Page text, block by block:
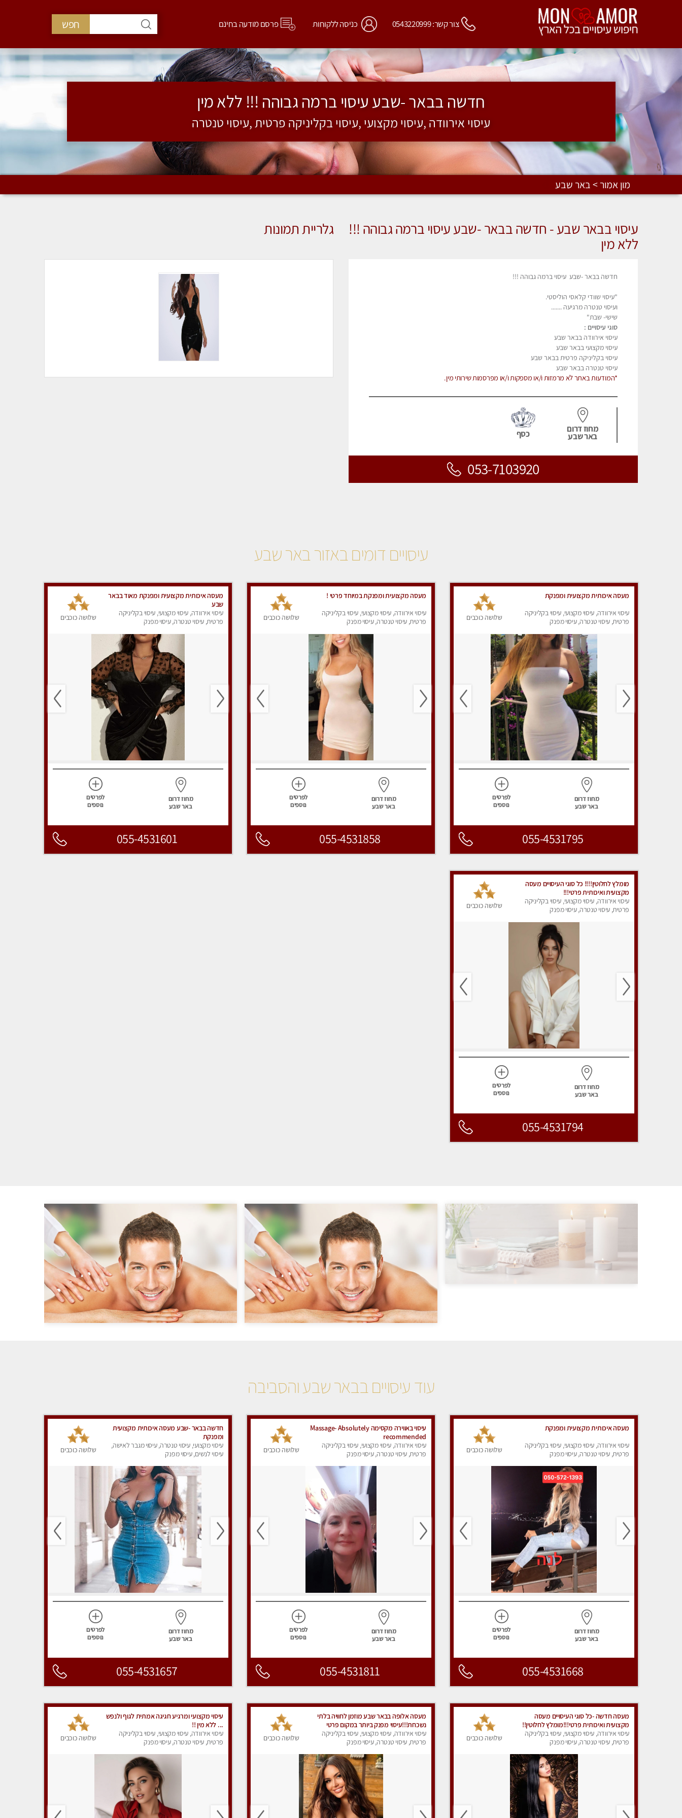
צור קשר: 0543220999 כניסה ללקוחות פרסם מודעה בחינם חפש
חדשה בבאר -שבע עיסוי ברמה גבוהה !!! ללא מין
עיסוי אירוודה ,עיסוי מקצועי ,עיסוי בקליניקה פרטית ,עיסוי טנטרה
מון אמור > באר שבע
עיסוי בבאר שבע - חדשה בבאר -שבע עיסוי ברמה גבוהה !!!
ללא מין
חדשה בבאר -שבע עיסוי ברמה גבוהה !!!
"עיסוי שוודי קלאסי הוליסטי.
ועיסוי טנטרה מרגיעה .......
שישי- שבת"
סוגי עיסויים :
עיסוי אירוודה בבאר שבע
עיסוי מקצועי בבאר שבע
עיסוי בקליניקה פרטית בבאר שבע
עיסוי טנטרה בבאר שבע
*המודעות באתר לא מרמזות ו/או מספקות ו/או מפרסמות שירותי מין.
מחוז דרום
באר שבע כסף
053-7103920
גלריית תמונות
עיסויים דומים באזור באר שבע
מעסה איכותית מקצועית ומפנקת
עיסוי אירוודה, עיסוי מקצועי, עיסוי בקליניקה
פרטית, עיסוי טנטרה, עיסוי מפנק
שלושה כוכבים
מחוז דרום
באר שבע
לפרטים
נוספים
055-4531795
מעסה מקצועית ומפנקת במיוחד פרטי !
עיסוי אירוודה, עיסוי מקצועי, עיסוי בקליניקה
פרטית, עיסוי טנטרה, עיסוי מפנק
שלושה כוכבים
מחוז דרום
באר שבע
לפרטים
נוספים
055-4531858
מעסה איכותית מקצועית ומפנקת מאוד בבאר
שבע
עיסוי אירוודה, עיסוי מקצועי, עיסוי בקליניקה
פרטית, עיסוי טנטרה, עיסוי מפנק
שלושה כוכבים
מחוז דרום
באר שבע
לפרטים
נוספים
055-4531601
מומלץ לחלוטין!!!! כל סוגי העיסויים מעסה
מקצועית ואיכותית פרטי!!!
עיסוי אירוודה, עיסוי מקצועי, עיסוי בקליניקה
פרטית, עיסוי טנטרה, עיסוי מפנק
שלושה כוכבים
מחוז דרום
באר שבע
לפרטים
נוספים
055-4531794
עוד עיסויים בבאר שבע והסביבה
מעסה איכותית מקצועית ומפנקת
עיסוי אירוודה, עיסוי מקצועי, עיסוי בקליניקה
פרטית, עיסוי טנטרה, עיסוי מפנק
שלושה כוכבים
מחוז דרום
באר שבע
לפרטים
נוספים
055-4531668
עיסוי באווירה מקסימה Massage- Absolutely
recommended
עיסוי אירוודה, עיסוי מקצועי, עיסוי בקליניקה
פרטית, עיסוי טנטרה, עיסוי מפנק
שלושה כוכבים
מחוז דרום
באר שבע
לפרטים
נוספים
055-4531811
חדשה בבאר -שבע מעסה איכותית מקצועית
ומפנקת
עיסוי מקצועי, עיסוי טנטרה, עיסוי מגבר לאישה,
עיסוי לנשים, עיסוי מפנק
שלושה כוכבים
מחוז דרום
באר שבע
לפרטים
נוספים
055-4531657
מעסה חדשה -כל סוגי העיסויים מעסה
מקצועית ואיכותית פרטי!!!מומלץ לחלוטין!!
עיסוי אירוודה, עיסוי מקצועי, עיסוי בקליניקה
פרטית, עיסוי טנטרה, עיסוי מפנק
שלושה כוכבים
מעסה אלופה בבאר שבע מוזמן לחוויה בלתי
נשכחת!!!עיסוי מפנק ביותר במקום פרטי
לחלוטין!
עיסוי אירוודה, עיסוי מקצועי, עיסוי בקליניקה
פרטית, עיסוי טנטרה, עיסוי מפנק
שלושה כוכבים
עיסוי מקצועי ומרגיע חגיגה אמתית לגוף ולנפש
... ללא מין !!
עיסוי אירוודה, עיסוי מקצועי, עיסוי בקליניקה
פרטית, עיסוי טנטרה, עיסוי מפנק
שלושה כוכבים